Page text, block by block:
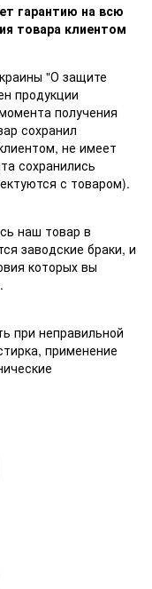
гарантию на всю
товара клиентом
"О защите
продукции
получения
сохранил
не имеет
сохранились
с товаром).
наш товар в
заводские браки, и
которых вы
при неправильной
применение